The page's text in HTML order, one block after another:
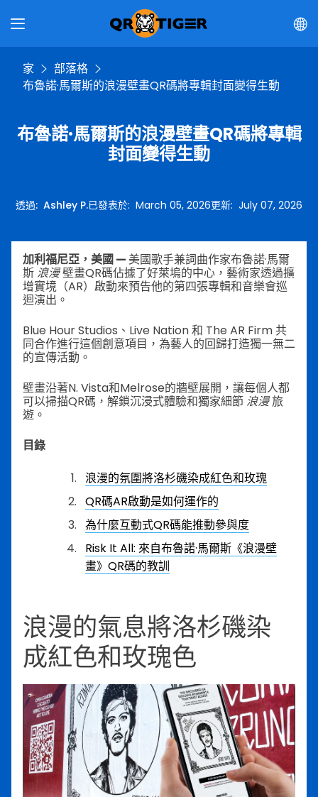
家
部落格
布魯諾·馬爾斯的浪漫壁畫QR碼將專輯封面變得生動
布魯諾·馬爾斯的浪漫壁畫QR碼將專輯
封面變得生動
透過: Ashley P.已發表於: March 05, 2026更新: July 07, 2026
加利福尼亞，美國 — 美國歌手兼詞曲作家布魯諾·馬爾
斯 浪漫壁畫QR碼佔據了好萊塢的中心，藝術家透過擴
增實境（AR）啟動來預告他的第四張專輯和音樂會巡
迴演出。
Blue Hour Studios、Live Nation 和 The AR Firm 共
同合作進行這個創意項目，為藝人的回歸打造獨一無二
的宣傳活動。
壁畫沿著N. Vista和Melrose的牆壁展開，讓每個人都
可以掃描QR碼，解鎖沉浸式體驗和獨家細節 浪漫旅
遊。
目錄
浪漫的氛圍將洛杉磯染成紅色和玫瑰
QR碼AR啟動是如何運作的
為什麼互動式QR碼能推動參與度
Risk It All: 來自布魯諾·馬爾斯《浪漫壁
畫》QR碼的教訓
浪漫的氣息將洛杉磯染
成紅色和玫瑰色